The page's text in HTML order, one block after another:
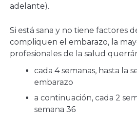
adelante).
Si está sana y no tiene factores
compliquen el embarazo, la
profesionales de la salud
cada 4 semanas, hasta la
embarazo
a continuación, cada 2
semana 36